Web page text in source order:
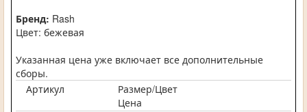
Бренд: Rash
Цвет: бежевая
Указанная цена уже включает все дополнительные
сборы.
Артикул
Размер/Цвет
Цена